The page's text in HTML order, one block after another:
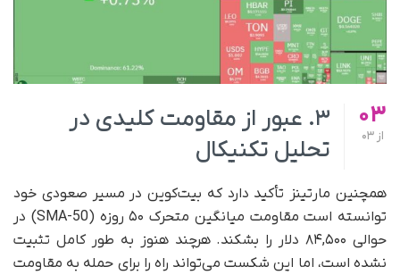
03
از 03
۳. عبور از مقاومت کلیدی در
تحلیل تکنیکال
همچنین مارتینز تأکید دارد که بیت‌کوین در مسیر صعودی خود
توانسته است مقاومت میانگین متحرک ۵۰ روزه (SMA-50) در
حوالی ۸۴,۵۰۰ دلار را بشکند. هرچند هنوز به‌ طور کامل تثبیت
نشده است، اما این شکست می‌تواند راه را برای حمله به مقاومت